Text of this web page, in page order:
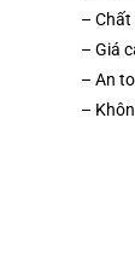
–
– Giá
– An
–